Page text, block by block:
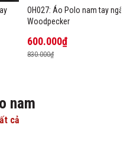
OH027: Áo Polo nam tay ngắn
Woodpecker
600.000₫
830.000₫
nam
cả